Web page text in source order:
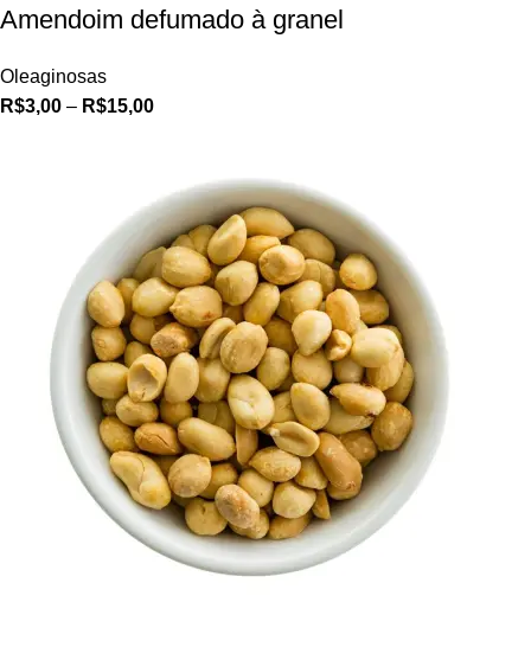
Amendoim defumado à granel
Oleaginosas
R$3,00 – R$15,00